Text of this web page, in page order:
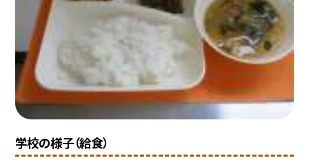
学校の様子（給食）